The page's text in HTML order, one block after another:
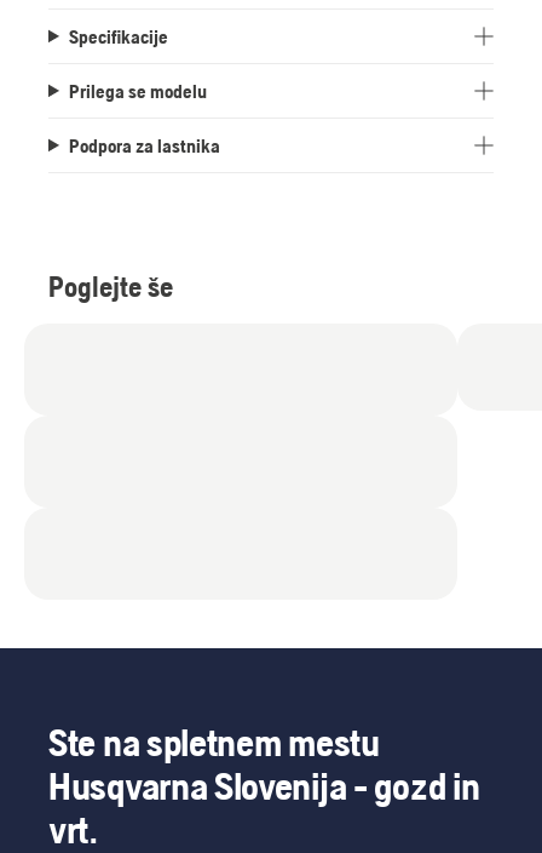
Specifikacije
Prilega se modelu
Podpora za lastnika
Poglejte še
Ste na spletnem mestu
Husqvarna Slovenija - gozd in
vrt.